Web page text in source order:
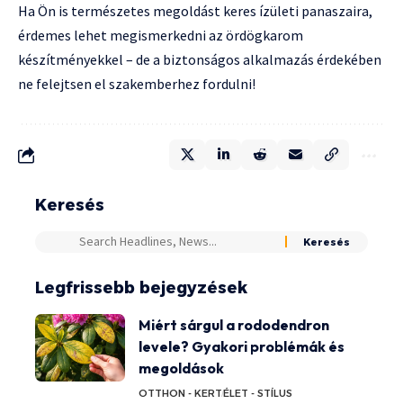
Ha Ön is természetes megoldást keres ízületi panaszaira,
érdemes lehet megismerkedni az ördögkarom
készítményekkel – de a biztonságos alkalmazás érdekében
ne felejtsen el szakemberhez fordulni!
Keresés
Legfrissebb bejegyzések
Miért sárgul a rododendron
levele? Gyakori problémák és
megoldások
OTTHON - KERTÉLET - STÍLUS